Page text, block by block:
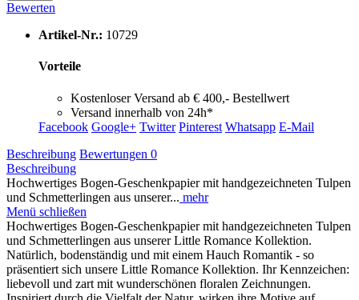
Bewerten
Artikel-Nr.: 10729
Vorteile
Kostenloser Versand ab € 400,- Bestellwert
Versand innerhalb von 24h*
Facebook Google+ Twitter Pinterest Whatsapp E-Mail
Beschreibung Bewertungen 0
Beschreibung
Hochwertiges Bogen-Geschenkpapier mit handgezeichneten Tulpen
und Schmetterlingen aus unserer... mehr
Menü schließen
Hochwertiges Bogen-Geschenkpapier mit handgezeichneten Tulpen
und Schmetterlingen aus unserer Little Romance Kollektion.
Natürlich, bodenständig und mit einem Hauch Romantik - so
präsentiert sich unsere Little Romance Kollektion. Ihr Kennzeichen:
liebevoll und zart mit wunderschönen floralen Zeichnungen.